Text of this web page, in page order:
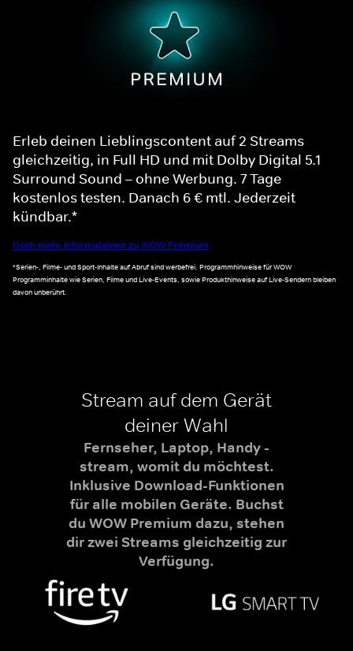
Erleb deinen Lieblingscontent auf 2 Streams
gleichzeitig, in Full HD und mit Dolby Digital 5.1
Surround Sound – ohne Werbung. 7 Tage
kostenlos testen. Danach 6 € mtl. Jederzeit
kündbar.*
Noch mehr Informationen zu WOW Premium
*Serien-, Filme- und Sport-Inhalte auf Abruf sind werbefrei. Programmhinweise für WOW
Programminhalte wie Serien, Filme und Live-Events, sowie Produkthinweise auf Live-Sendern bleiben
davon unberührt.
Stream auf dem Gerät
deiner Wahl
Fernseher, Laptop, Handy -
stream, womit du möchtest.
Inklusive Download-Funktionen
für alle mobilen Geräte. Buchst
du WOW Premium dazu, stehen
dir zwei Streams gleichzeitig zur
Verfügung.